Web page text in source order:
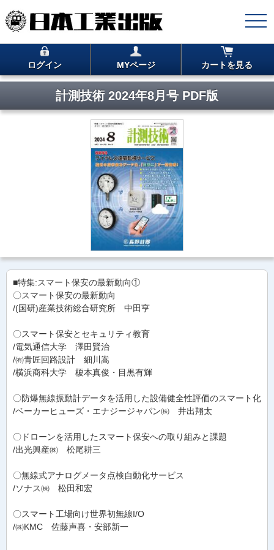
ログイン MYページ カートを見る
計測技術 2024年8月号 PDF版
■特集:スマート保安の最新動向①
〇スマート保安の最新動向
/(国研)産業技術総合研究所 中田亨
〇スマート保安とセキュリティ教育
/電気通信大学 澤田賢治
/㈲青匠回路設計 細川嵩
/横浜商科大学 榎本真俊・目黒有輝
〇防爆無線振動計データを活用した設備健全性評価のスマート化
/ベーカーヒューズ・エナジージャパン㈱ 井出翔太
〇ドローンを活用したスマート保安への取り組みと課題
/出光興産㈱ 松尾耕三
〇無線式アナログメータ点検自動化サービス
/ソナス㈱ 松田和宏
〇スマート工場向け世界初無線I/O
/㈱KMC 佐藤声喜・安部新一